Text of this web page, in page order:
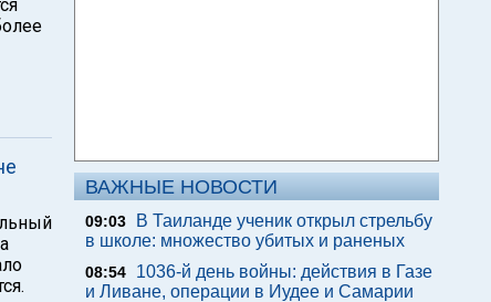
ВАЖНЫЕ НОВОСТИ
09:03
В Таиланде ученик открыл стрельбу
в школе: множество убитых и раненых
08:54
1036-й день войны: действия в Газе
и Ливане, операции в Иудее и Самарии